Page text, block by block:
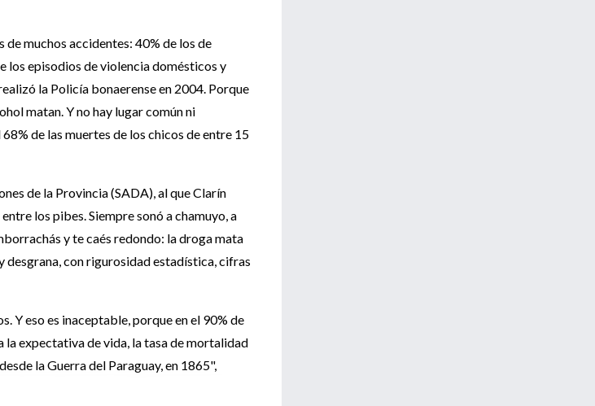
muchos accidentes: 40% de los de
los episodios de violencia domésticos y
la Policía bonaerense en 2004. Porque
matan. Y no hay lugar común ni
de las muertes de los chicos de entre 15
de la Provincia (SADA), al que Clarín
los pibes. Siempre sonó a chamuyo, a
y te caés redondo: la droga mata
desgrana, con rigurosidad estadística, cifras
Y eso es inaceptable, porque en el 90% de
expectativa de vida, la tasa de mortalidad
la Guerra del Paraguay, en 1865",